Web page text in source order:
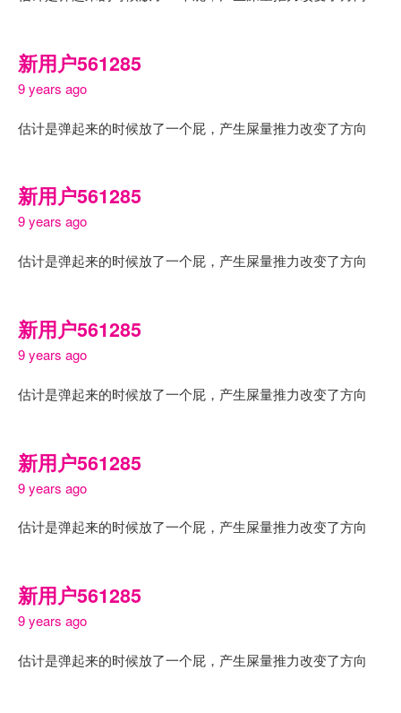
新用户561285
9 years ago
估计是弹起来的时候放了一个屁，产生屎量推力改变了方向
新用户561285
9 years ago
估计是弹起来的时候放了一个屁，产生屎量推力改变了方向
新用户561285
9 years ago
估计是弹起来的时候放了一个屁，产生屎量推力改变了方向
新用户561285
9 years ago
估计是弹起来的时候放了一个屁，产生屎量推力改变了方向
新用户561285
9 years ago
估计是弹起来的时候放了一个屁，产生屎量推力改变了方向